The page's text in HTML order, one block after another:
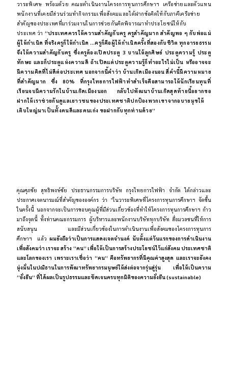
วาระพิเศษ พร้อมด้วย คณะดำเนินงานโครงการทุนการศึกษาฯ เครือข่ายและตัวแทน
พนักงานที่เคยมีส่วนร่วมทำกิจกรรมเพื่อสังคมและได้ฝากข้อคิดให้กับภาคีเครือข่าย
สำคัญของประเทศที่มาร่วมงานในการช่วยกันคิดพิจารณาทำประโยชน์ให้กับ
ประเทศ ว่า “ประเทศควรให้ความสำคัญกับครู ครูสำคัญมาก สำคัญพอ ๆ กับพ่อแม่
ผู้ให้กำเนิด ที่จริงครูก็ให้กำเนิด …ครูก็คือผู้ให้กำเนิดครั้งที่สองกับชีวิต ทุกอารยธรรม
จึงให้ความสำคัญกับครู ซึ่งครูต้องเปิดประตู 3 บานให้ลูกศิษย์ ประตูความรู้ ประตู
ทักษะ และก็ประตูแห่งความดี ถ้าเปิดแต่ประตูความรู้ก็ทำอะไรไม่เป็น หรืออาจจะ
มีความคิดที่ไม่ดีต่อประเทศ นอกจากนี้คำว่า บ้านเกิดเมืองนอน สี่คำนี้มีความหมาย
ที่สำคัญมาก ซึ่ง 80% ที่กรุงไทยการไฟฟ้าทำสำเร็จคือสามารถให้นักเรียนทุนที่
เรียนจบมีความรักในบ้านเกิดเมืองนอก กลับไปพัฒนาบ้านเกิดสุดท้ายนี้อยากขอ
ฝากให้เราช่วยกันดูแลเยาวชนของประเทศชาติปกป้องพวกเขาจากอบายมุขให้
เติบใหญ่มาเป็นทั้งคนดีและคนเก่ง ขอฝากกับทุกท่านด้วย”
คุณศุภชัย สุทธิพงษ์ชัย ประธานกรรมการบริษัท กรุงไทยการไฟฟ้า จำกัด ได้กล่าวและ
ประกาศเจตนารมณ์ที่สำคัญขององค์กร ว่า “ในวาระพิเศษที่โครงการทุนการศึกษาฯ จัดขึ้น
ในครั้งนี้ นอกจากจะเป็นการขอบคุณผู้ที่มีส่วนเกี่ยวข้องที่ทำให้โครงการทุนการศึกษาฯ ก้าว
มาถึงจุดนี้ ทั้งท่านคณะกรรมการ ผู้บริหารและพนักงานบริษัททุกบริษัท สื่อมวลชนที่ให้การ
สนับสนุน และมีส่วนเกี่ยวข้องในการดำเนินงานเพื่อสังคมของโครงการทุนการ
ศึกษาฯ แล้ว ผมยังถือว่าเป็นการแสดงเจตจำนงค์ นับตั้งแต่วันแรกของการดำเนินงาน
เพื่อสังคมว่า เราจะ สร้าง “คน” เพื่อให้เป็นการสร้างประโยชน์ไว้แก่สังคม ประเทศชาติ
และโลกของเรา เพราะเราเชื่อว่า “คน” คือทรัพยากรที่มีคุณค่าสูงสุด และเราจะยังคง
มุ่งมั่นในปณิธานในการพัฒาทรัพยากรมนุษย์ให้ส่งต่อจากรุ่นสู่รุ่น เพื่อให้เป็นความ
“ยั่งยืน” ที่ได้ผลเป็นรูปธรรมและชัดเจนครบทุกมิติของความยั่งยืน (sustainable)